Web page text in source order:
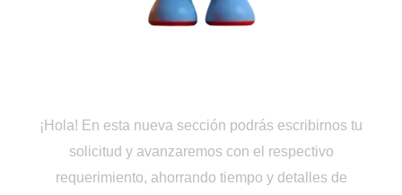
¡Hola! En esta nueva sección podrás escribirnos tu
solicitud y avanzaremos con el respectivo
requerimiento, ahorrando tiempo y detalles de